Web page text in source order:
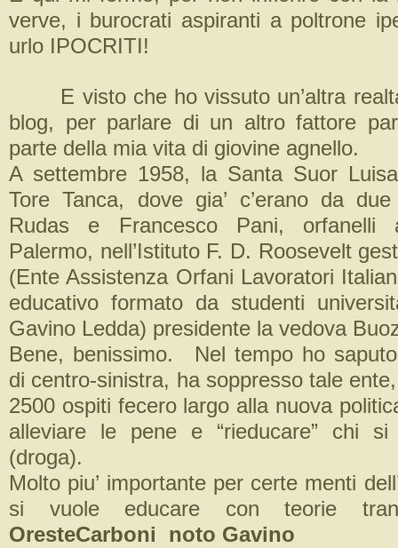
verve, i burocrati aspiranti a poltrone
urlo IPOCRITI!
E visto che ho vissuto un’altra
blog, per parlare di un altro fattore
parte della mia vita di giovine agnello.
A settembre 1958, la Santa Suor
Tore Tanca, dove gia’ c’erano da
Rudas e Francesco Pani, orfanelli
Palermo, nell’Istituto F. D. Roosevelt
(Ente Assistenza Orfani Lavoratori
educativo formato da studenti
Gavino Ledda) presidente la vedova
Bene, benissimo. Nel tempo ho
di centro-sinistra, ha soppresso tale
2500 ospiti fecero largo alla nuova
alleviare le pene e “rieducare” chi si
(droga).
Molto piu’ importante per certe menti
si vuole educare con teorie
OresteCarboni noto Gavino